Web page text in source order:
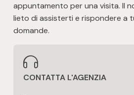
appuntamento per una visita. Il
lieto di assisterti e rispondere a
domande.
CONTATTA L'AGENZIA